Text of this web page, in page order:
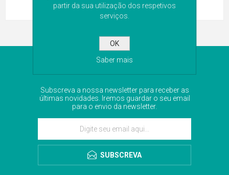
NEWSLETTER
Subscreva a nossa newsletter para receber as
últimas novidades. Iremos guardar o seu email
para o envio da newsletter.
SUBSCREVA
partir da sua utilização dos respetivos
serviços.
OK
Saber mais